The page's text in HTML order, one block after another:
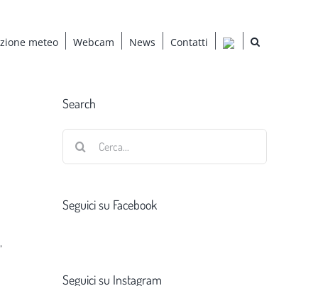
meteo Webcam News Contatti
Search
Seguici su Facebook
Seguici su Instagram